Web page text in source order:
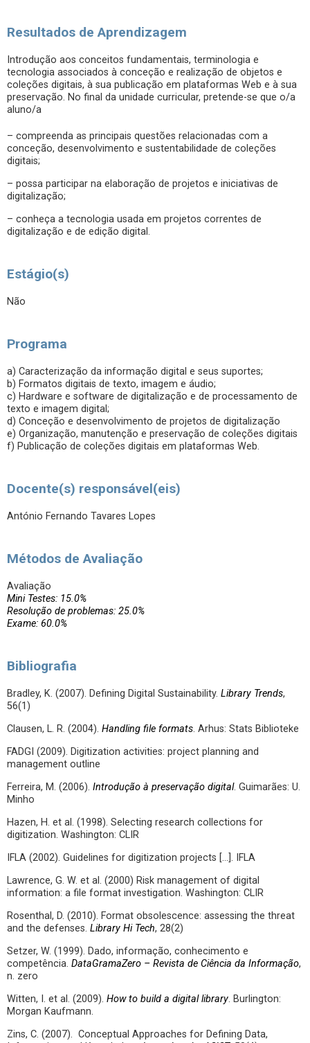
Resultados de Aprendizagem
Introdução aos conceitos fundamentais, terminologia e
tecnologia associados à conceção e realização de objetos e
coleções digitais, à sua publicação em plataformas Web e à sua
preservação. No final da unidade curricular, pretende-se que o/a
aluno/a
– compreenda as principais questões relacionadas com a
conceção, desenvolvimento e sustentabilidade de coleções
digitais;
– possa participar na elaboração de projetos e iniciativas de
digitalização;
– conheça a tecnologia usada em projetos correntes de
digitalização e de edição digital.
Estágio(s)
Não
Programa
a) Caracterização da informação digital e seus suportes;
b) Formatos digitais de texto, imagem e áudio;
c) Hardware e software de digitalização e de processamento de
texto e imagem digital;
d) Conceção e desenvolvimento de projetos de digitalização
e) Organização, manutenção e preservação de coleções digitais
f) Publicação de coleções digitais em plataformas Web.
Docente(s) responsável(eis)
António Fernando Tavares Lopes
Métodos de Avaliação
Avaliação
Mini Testes: 15.0%
Resolução de problemas: 25.0%
Exame: 60.0%
Bibliografia
Bradley, K. (2007). Defining Digital Sustainability. Library Trends,
56(1)
Clausen, L. R. (2004). Handling file formats. Arhus: Stats Biblioteke
FADGI (2009). Digitization activities: project planning and
management outline
Ferreira, M. (2006). Introdução à preservação digital. Guimarães: U.
Minho
Hazen, H. et al. (1998). Selecting research collections for
digitization. Washington: CLIR
IFLA (2002). Guidelines for digitization projects [...]. IFLA
Lawrence, G. W. et al. (2000) Risk management of digital
information: a file format investigation. Washington: CLIR
Rosenthal, D. (2010). Format obsolescence: assessing the threat
and the defenses. Library Hi Tech, 28(2)
Setzer, W. (1999). Dado, informação, conhecimento e
competência. DataGramaZero – Revista de Ciência da Informação,
n. zero
Witten, I. et al. (2009). How to build a digital library. Burlington:
Morgan Kaufmann.
Zins, C. (2007). Conceptual Approaches for Defining Data,